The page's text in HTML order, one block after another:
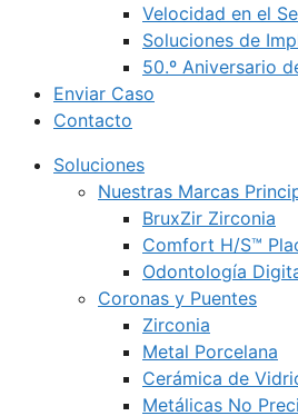
Velocidad en el
Soluciones de
50.º Aniversario
Enviar Caso
Contacto
Soluciones
Nuestras Marcas
BruxZir Zirconia
Comfort H/S™
Odontología
Coronas y Puentes
Zirconia
Metal Porcelana
Cerámica de
Metálicas No